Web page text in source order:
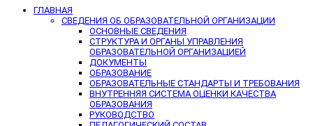
ГЛАВНАЯ
СВЕДЕНИЯ ОБ ОБРАЗОВАТЕЛЬНОЙ ОРГАНИЗАЦИИ
ОСНОВНЫЕ СВЕДЕНИЯ
СТРУКТУРА И ОРГАНЫ УПРАВЛЕНИЯ
ОБРАЗОВАТЕЛЬНОЙ ОРГАНИЗАЦИЕЙ
ДОКУМЕНТЫ
ОБРАЗОВАНИЕ
ОБРАЗОВАТЕЛЬНЫЕ СТАНДАРТЫ И ТРЕБОВАНИЯ
ВНУТРЕННЯЯ СИСТЕМА ОЦЕНКИ КАЧЕСТВА
ОБРАЗОВАНИЯ
РУКОВОДСТВО